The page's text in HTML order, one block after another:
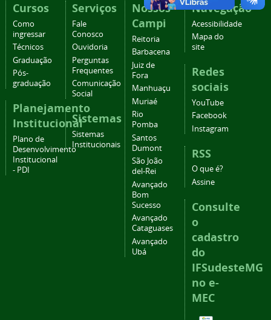
Cursos
Como
ingressar
Técnicos
Graduação
Pós-
graduação
Planejamento
Institucional
Plano de
Desenvolvimento
Institucional
- PDI
Serviços
Fale
Conosco
Ouvidoria
Perguntas
Frequentes
Comunicação
Social
Sistemas
Sistemas
Institucionais
Nossos
Campi
Reitoria
Barbacena
Juiz de
Fora
Manhuaçu
Muriaé
Rio
Pomba
Santos
Dumont
São João
del-Rei
Avançado
Bom
Sucesso
Avançado
Cataguases
Avançado
Ubá
Navegação
Acessibilidade
Mapa do
site
Redes
sociais
YouTube
Facebook
Instagram
RSS
O que é?
Assine
Consulte
o
cadastro
do
IFSudesteMG
no e-
MEC